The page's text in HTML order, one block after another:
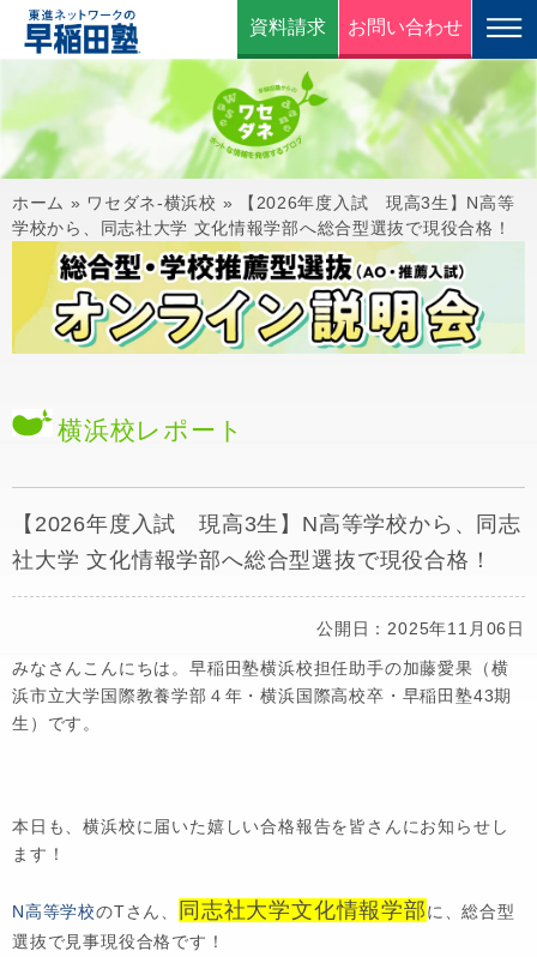
資料請求 お問い合わせ
ホーム » ワセダネ-横浜校 »
【2026年度入試 現高3生】N高等
学校から、同志社大学 文化情報学部へ総合型選抜で現役合格！
横浜校レポート
【2026年度入試 現高3生】N高等学校から、同志
社大学 文化情報学部へ総合型選抜で現役合格！
公開日：2025年11月06日
みなさんこんにちは。早稲田塾横浜校担任助手の加藤愛果（横
浜市立大学国際教養学部４年・横浜国際高校卒・早稲田塾43期
生）です。
本日も、横浜校に届いた嬉しい合格報告を皆さんにお知らせし
ます！
N高等学校のTさん、 同志社大学文化情報学部に、総合型
選抜で見事現役合格です！